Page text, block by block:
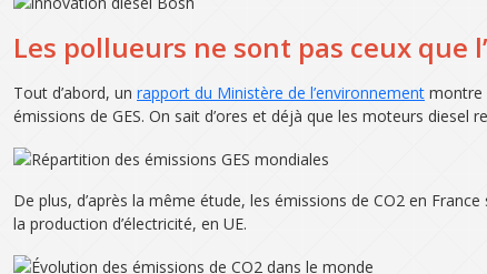
Les pollueurs ne sont pas ceux que
Tout d’abord, un rapport du Ministère de l’environnement montre
émissions de GES. On sait d’ores et déjà que les moteurs diesel
De plus, d’après la même étude, les émissions de CO2 en
la production d’électricité, en UE.